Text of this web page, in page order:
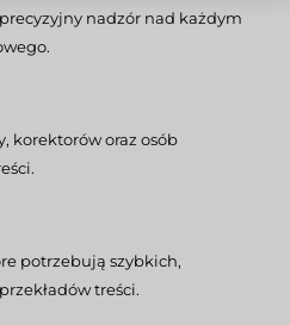
nadzór nad każdym
korektorów oraz osób
potrzebują szybkich,
treści.